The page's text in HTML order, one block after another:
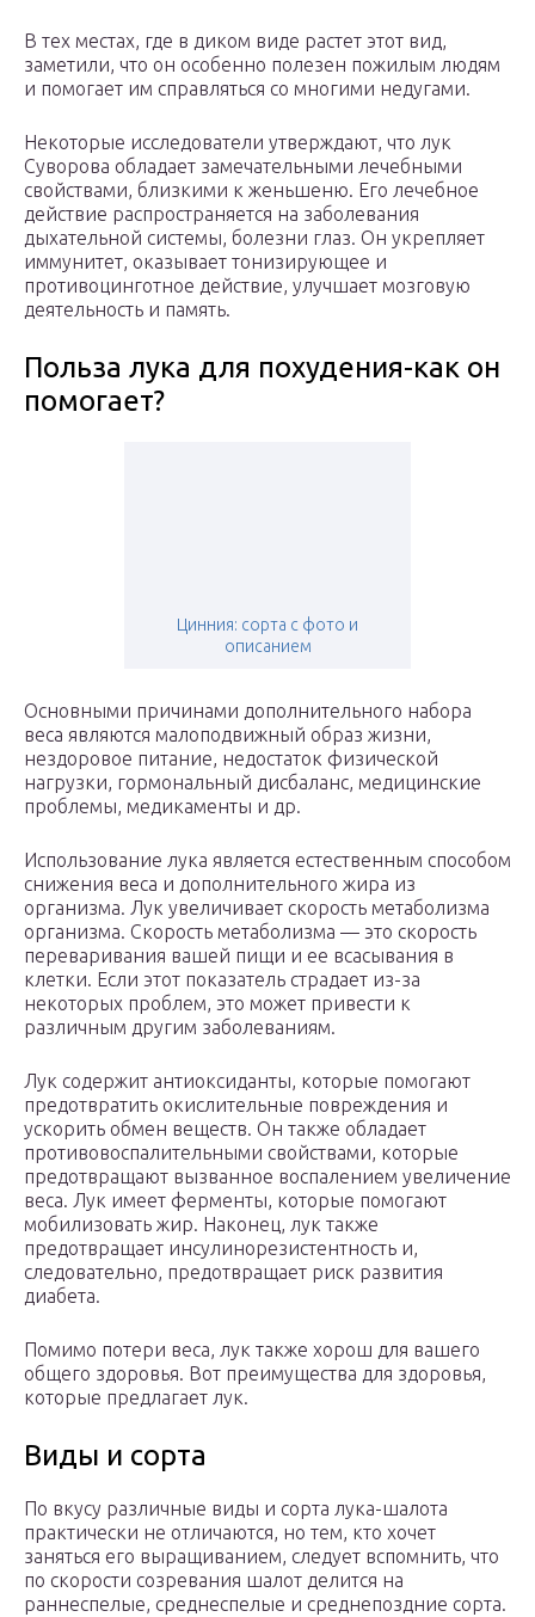
В тех местах, где в диком виде растет этот вид,
заметили, что он особенно полезен пожилым людям
и помогает им справляться со многими недугами.
Некоторые исследователи утверждают, что лук
Суворова обладает замечательными лечебными
свойствами, близкими к женьшеню. Его лечебное
действие распространяется на заболевания
дыхательной системы, болезни глаз. Он укрепляет
иммунитет, оказывает тонизирующее и
противоцинготное действие, улучшает мозговую
деятельность и память.
Польза лука для похудения-как он
помогает?
Цинния: сорта с фото и
описанием
Основными причинами дополнительного набора
веса являются малоподвижный образ жизни,
нездоровое питание, недостаток физической
нагрузки, гормональный дисбаланс, медицинские
проблемы, медикаменты и др.
Использование лука является естественным способом
снижения веса и дополнительного жира из
организма. Лук увеличивает скорость метаболизма
организма. Скорость метаболизма — это скорость
переваривания вашей пищи и ее всасывания в
клетки. Если этот показатель страдает из-за
некоторых проблем, это может привести к
различным другим заболеваниям.
Лук содержит антиоксиданты, которые помогают
предотвратить окислительные повреждения и
ускорить обмен веществ. Он также обладает
противовоспалительными свойствами, которые
предотвращают вызванное воспалением увеличение
веса. Лук имеет ферменты, которые помогают
мобилизовать жир. Наконец, лук также
предотвращает инсулинорезистентность и,
следовательно, предотвращает риск развития
диабета.
Помимо потери веса, лук также хорош для вашего
общего здоровья. Вот преимущества для здоровья,
которые предлагает лук.
Виды и сорта
По вкусу различные виды и сорта лука-шалота
практически не отличаются, но тем, кто хочет
заняться его выращиванием, следует вспомнить, что
по скорости созревания шалот делится на
раннеспелые, среднеспелые и среднепоздние сорта.